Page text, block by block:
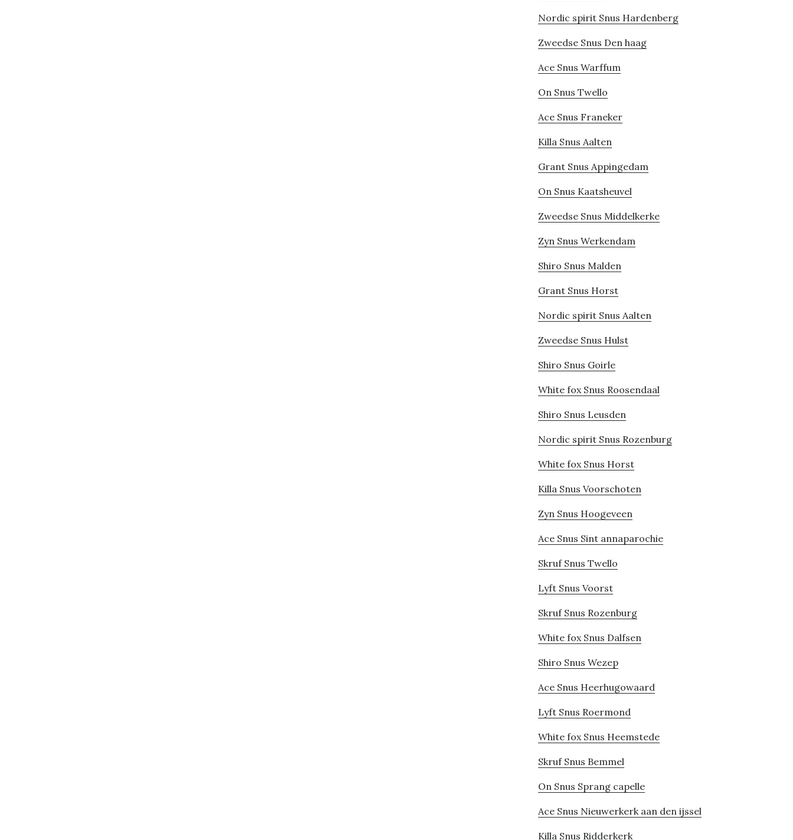
Nordic spirit Snus Hardenberg
Zweedse Snus Den haag
Ace Snus Warffum
On Snus Twello
Ace Snus Franeker
Killa Snus Aalten
Grant Snus Appingedam
On Snus Kaatsheuvel
Zweedse Snus Middelkerke
Zyn Snus Werkendam
Shiro Snus Malden
Grant Snus Horst
Nordic spirit Snus Aalten
Zweedse Snus Hulst
Shiro Snus Goirle
White fox Snus Roosendaal
Shiro Snus Leusden
Nordic spirit Snus Rozenburg
White fox Snus Horst
Killa Snus Voorschoten
Zyn Snus Hoogeveen
Ace Snus Sint annaparochie
Skruf Snus Twello
Lyft Snus Voorst
Skruf Snus Rozenburg
White fox Snus Dalfsen
Shiro Snus Wezep
Ace Snus Heerhugowaard
Lyft Snus Roermond
White fox Snus Heemstede
Skruf Snus Bemmel
On Snus Sprang capelle
Ace Snus Nieuwerkerk aan den ijssel
Killa Snus Ridderkerk